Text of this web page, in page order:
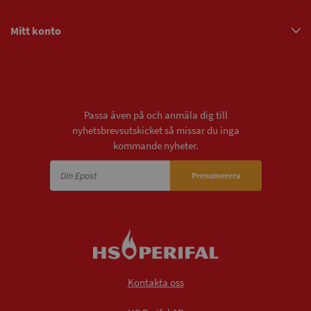
Mitt konto
Passa även på och anmäla dig till
nyhetsbrevsutskicket så missar du inga
kommande nyheter.
Prenumerera
Kontakta oss